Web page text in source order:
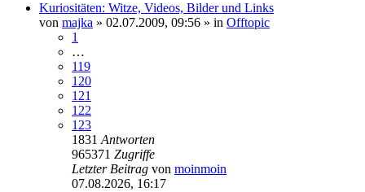
Kuriositäten: Witze, Videos, Bilder und Links
von majka » 02.07.2009, 09:56 » in Offtopic
1
…
119
120
121
122
123
1831Antworten
965371 Zugriffe
Letzter Beitrag von moinmoin
07.08.2026, 16:17